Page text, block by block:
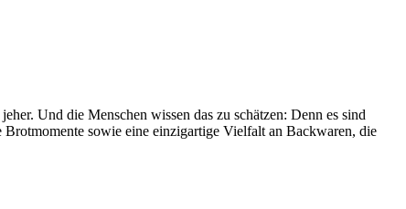
Und die Menschen wissen das zu schätzen: Denn es sind
sowie eine einzigartige Vielfalt an Backwaren, die